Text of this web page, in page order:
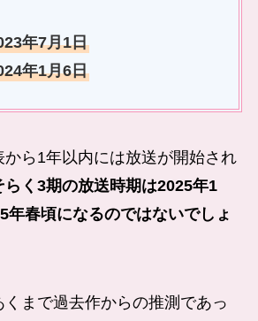
年7月1日
年1月6日
から1年以内には放送が開始され
らく3期の放送時期は2025年1
年春頃になるのではないでしょ
まで過去作からの推測であっ